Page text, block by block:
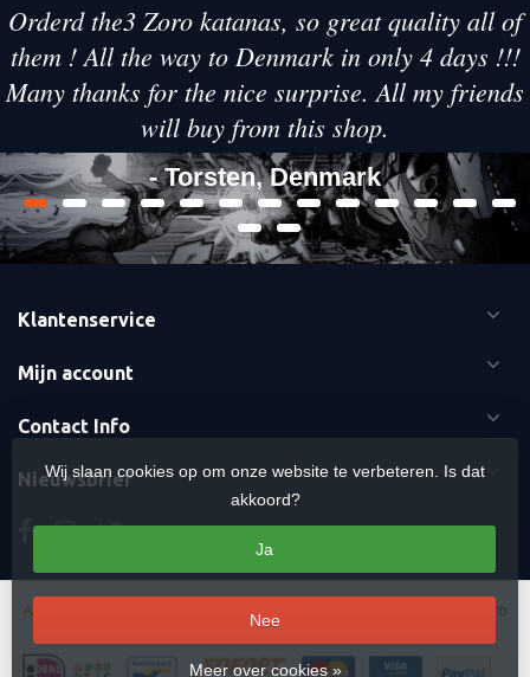
Orderd the3 Zoro katanas, so great quality all of
them ! All the way to Denmark in only 4 days !!!
Many thanks for the nice surprise. All my friends
will buy from this shop.
- Torsten, Denmark
Klantenservice
Mijn account
Contact Info
Nieuwsbrief
Wij slaan cookies op om onze website te verbeteren. Is dat
akkoord?
Ja
Nee
Meer over cookies »
Algemene voorwaarden Cookies-
Copyright Otaku Ninja Hero